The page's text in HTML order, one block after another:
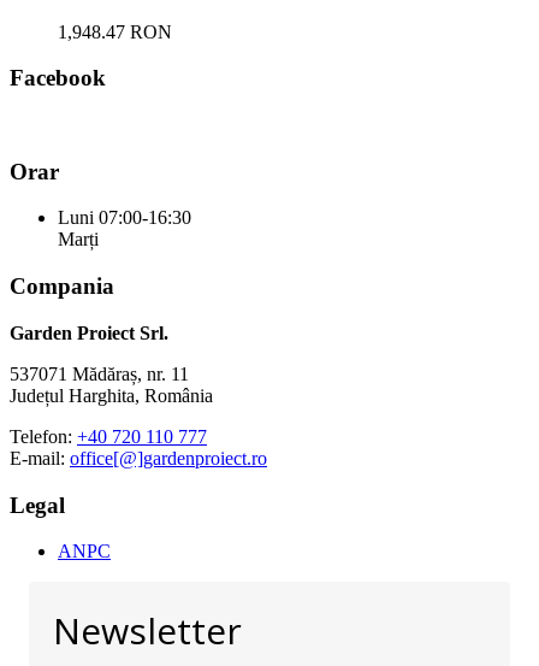
1,948.47 RON
Facebook
Orar
Luni 07:00-16:30
Marți
Compania
Garden Proiect Srl.
537071 Mădăraș, nr. 11
Județul Harghita, România
Telefon: +40 720 110 777
E-mail: office[@]gardenproiect.ro
Legal
ANPC
Newsletter